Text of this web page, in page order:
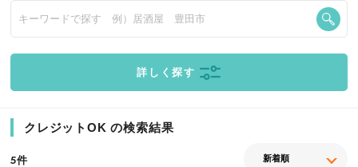
詳しく探す
クレジットOK の検索結果
5件